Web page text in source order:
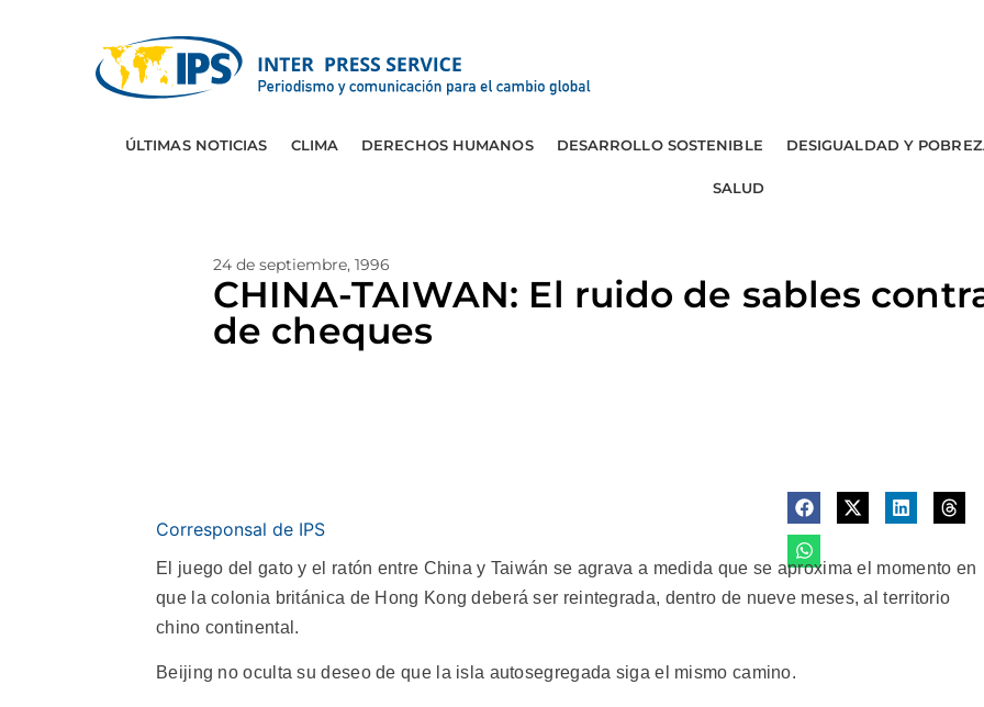
ÚLTIMAS NOTICIAS CLIMA DERECHOS HUMANOS DESARROLLO SOSTENIBLE DESIGUALDAD Y
SALUD
24 de septiembre, 1996
CHINA-TAIWAN: El ruido de sables
de cheques
Corresponsal de IPS
El juego del gato y el ratón entre China y Taiwán se agrava a medida que se aproxima el momento en
que la colonia británica de Hong Kong deberá ser reintegrada, dentro de nueve meses, al territorio
chino continental.
Beijing no oculta su deseo de que la isla autosegregada siga el mismo camino.